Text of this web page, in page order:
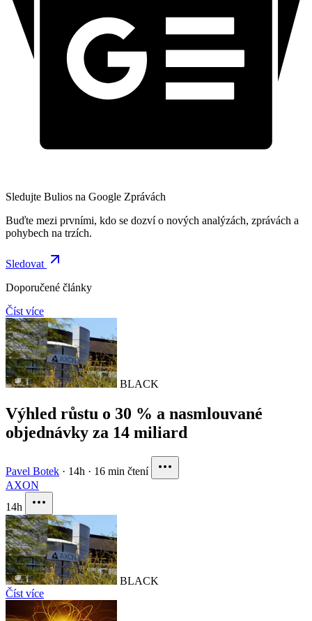
Sledujte Bulios na Google Zprávách
Buďte mezi prvními, kdo se dozví o nových analýzách, zprávách a
pohybech na trzích.
Sledovat
Doporučené články
Číst více
BLACK
Výhled růstu o 30 % a nasmlouvané
objednávky za 14 miliard
Pavel Botek · 14h · 16 min čtení
AXON
14h
BLACK
Číst více